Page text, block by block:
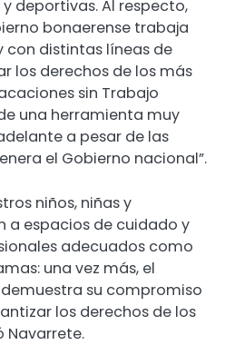
deportivas. Al respecto,
bonaerense trabaja
con distintas líneas de
los derechos de los más
sin Trabajo
una herramienta muy
a pesar de las
el Gobierno nacional”.
niños, niñas y
a espacios de cuidado y
adecuados como
una vez más, el
su compromiso
los derechos de los
Navarrete.